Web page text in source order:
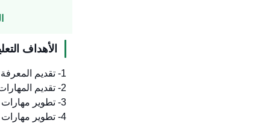
الأهداف
1- تقديم المعرفة اللازمة لتأهيل الطلاب علميا وعمليا في مجال المعلوماتية.
2- تقديم المهارات اللازمة لتطوير مسار وظيفي للطلاب في مجال المعلوماتية في الجهات الحكومية وقطاع الشركات.
3- تطوير مهارات الطلاب البحثية في التعامل مع المشاكل في مجال المعلوماتية.
4- تطوير مهارات التواصل الفعال للطلاب بما يمكنهم من الانخراط للعمل في المنظمات الأكاديمية والمهنية